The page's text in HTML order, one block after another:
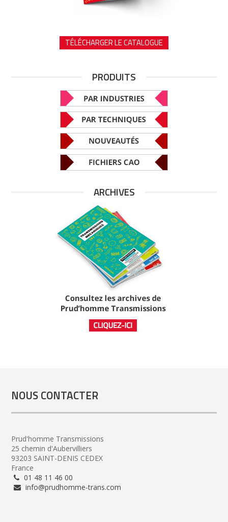
TÉLÉCHARGER LE CATALOGUE
PRODUITS
ARCHIVES
NOUS CONTACTER
Prud'homme Transmissions
25 chemin d'Aubervilliers
93203 SAINT-DENIS CEDEX
France
01 48 11 46 00
info@prudhomme-trans.com